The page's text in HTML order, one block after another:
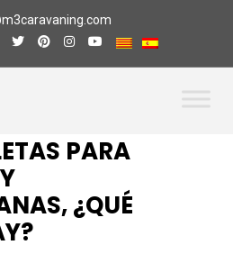
PARA
¿QUÉ